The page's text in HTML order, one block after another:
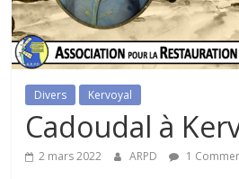
Divers Kervoyal
Cadoudal à
2 mars 2022 ARPD 1